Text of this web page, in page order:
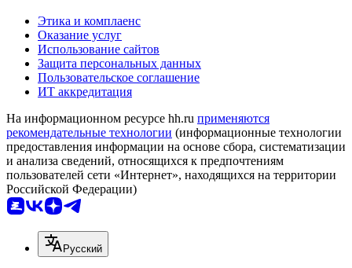
Этика и комплаенс
Оказание услуг
Использование сайтов
Защита персональных данных
Пользовательское соглашение
ИТ аккредитация
На информационном ресурсе hh.ru применяются
рекомендательные технологии (информационные технологии
предоставления информации на основе сбора, систематизации
и анализа сведений, относящихся к предпочтениям
пользователей сети «Интернет», находящихся на территории
Российской Федерации)
Русский